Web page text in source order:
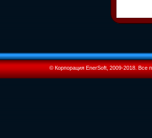
© Корпорация EnerSoft, 2009-2018. Все